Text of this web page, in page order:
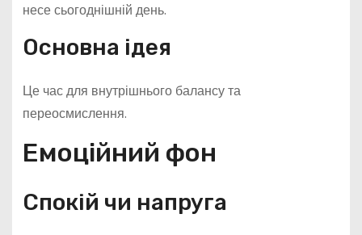
несе сьогоднішній день.
Основна ідея
Це час для внутрішнього балансу та
переосмислення.
Емоційний фон
Спокій чи напруга